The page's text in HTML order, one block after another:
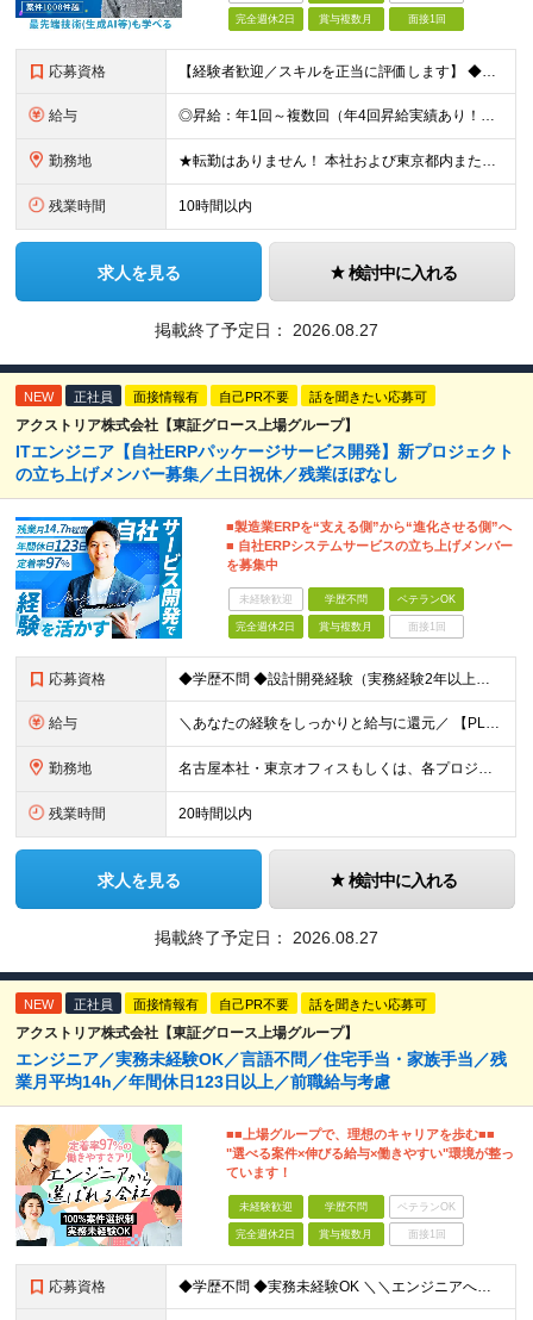
完全週休2日 賞与複数月 面接1回
応募資格 【経験者歓迎／スキルを正当に評価します】 ◆学歴不問 ◆ITエンジニアとしての実務経験をお持ちの方（年数・分野不問） 「今の環境ではスキルアップの実感がない」 「もっと幅広い技術に挑戦したい」 「
給与 ◎昇給：年1回～複数回（年4回昇給実績あり！） ◎1000万円以上も可／20代後半で複数在籍！ 【ITエンジニア業務経験者】 ◆月給30万円～80万円(固定残業代含む)＋各種手当 ※経験者は試用期間
勤務地 ★転勤はありません！ 本社および東京都内または 首都圏を中心とするプロジェクト先での勤務となります。 ※勤務地選択可 ※希望は最大限考慮します ※入社後の転居を伴う転勤なし ◆本社オフィス 東京
残業時間 10時間以内
求人を見る 検討中に入れる
掲載終了予定日： 2026.08.27
NEW 正社員 面接情報有 自己PR不要 話を聞きたい応募可
アクストリア株式会社【東証グロース上場グループ】
ITエンジニア【自社ERPパッケージサービス開発】新プロジェクト
の立ち上げメンバー募集／土日祝休／残業ほぼなし
■製造業ERPを“支える側”から“進化させる側”へ
■ 自社ERPシステムサービスの立ち上げメンバー
を募集中
未経験歓迎 学歴不問 ベテランOK
完全週休2日 賞与複数月 面接1回
応募資格 ◆学歴不問 ◆設計開発経験（実務経験2年以上） └AWS、Python、Java、いずれかの言語での開発経験 【歓迎要件】 ■チームマネジメント経験 ■顧客折衝経験 ■基本設計書・詳細設計書をゼロ
給与 ＼あなたの経験をしっかりと給与に還元／ 【PL（プロジェクトリーダー）】 想定年収：560万円～1332万円 基本給（固定残業代、各種手当を除いた額）：40万円～95万2,000円 【SE（システ
勤務地 名古屋本社・東京オフィスもしくは、各プロジェクト先での勤務となります。 【名古屋本社】 愛知県名古屋市中区錦一丁目5-11 名古屋伊藤忠ビル 3F 【東京オフィス】 東京都品川区大崎1-6-1 TO
残業時間 20時間以内
求人を見る 検討中に入れる
掲載終了予定日： 2026.08.27
NEW 正社員 面接情報有 自己PR不要 話を聞きたい応募可
アクストリア株式会社【東証グロース上場グループ】
エンジニア／実務未経験OK／言語不問／住宅手当・家族手当／残
業月平均14h／年間休日123日以上／前職給与考慮
■■上場グループで、理想のキャリアを歩む■■
"選べる案件×伸びる給与×働きやすい"環境が整っ
ています！
未経験歓迎 学歴不問 ベテランOK
完全週休2日 賞与複数月 面接1回
応募資格 ◆学歴不問 ◆実務未経験OK ＼＼エンジニアへの第一歩を歩める／／ ■情報系・工学系の大学（専門学校）を卒業された方 ■職業訓練校を卒業された方 など、実務経験は無いけどエンジニアにチャレンジしたい